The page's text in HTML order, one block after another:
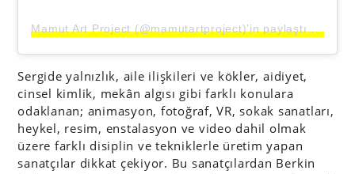
Sergide yalnızlık, aile ilişkileri ve kökler, aidiyet,
cinsel kimlik, mekân algısı gibi farklı konulara
odaklanan; animasyon, fotoğraf, VR, sokak sanatları,
heykel, resim, enstalasyon ve video dahil olmak
üzere farklı disiplin ve tekniklerle üretim yapan
sanatçılar dikkat çekiyor. Bu sanatçılardan Berkin